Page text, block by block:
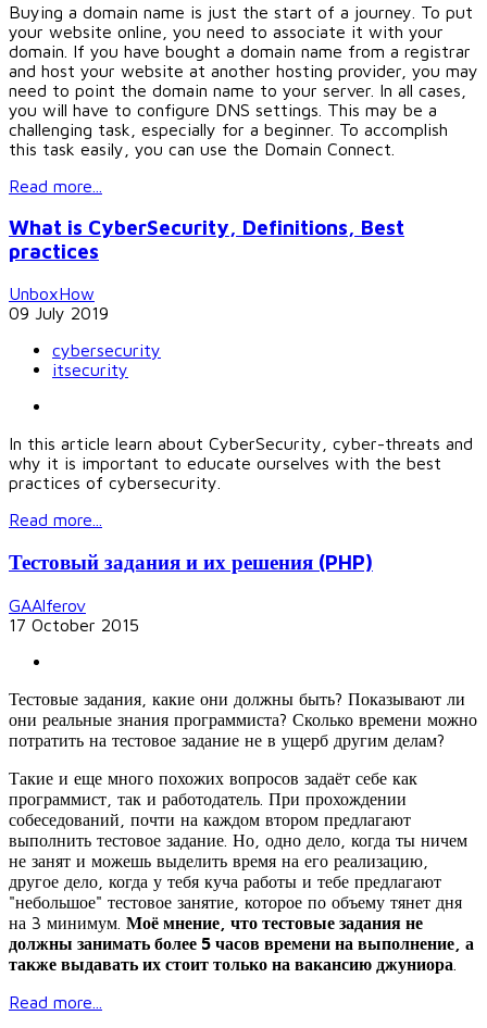
Buying a domain name is just the start of a journey. To put
your website online, you need to associate it with your
domain. If you have bought a domain name from a registrar
and host your website at another hosting provider, you may
need to point the domain name to your server. In all cases,
you will have to configure DNS settings. This may be a
challenging task, especially for a beginner. To accomplish
this task easily, you can use the Domain Connect.
Read more...
What is CyberSecurity, Definitions, Best
practices
UnboxHow
09 July 2019
cybersecurity
itsecurity
In this article learn about CyberSecurity, cyber-threats and
why it is important to educate ourselves with the best
practices of cybersecurity.
Read more...
Тестовый задания и их решения (PHP)
GAAlferov
17 October 2015
Тестовые задания, какие они должны быть? Показывают ли
они реальные знания программиста? Сколько времени можно
потратить на тестовое задание не в ущерб другим делам?
Такие и еще много похожих вопросов задаёт себе как
программист, так и работодатель. При прохождении
собеседований, почти на каждом втором предлагают
выполнить тестовое задание. Но, одно дело, когда ты ничем
не занят и можешь выделить время на его реализацию,
другое дело, когда у тебя куча работы и тебе предлагают
"небольшое" тестовое занятие, которое по объему тянет дня
на 3 минимум. Моё мнение, что тестовые задания не
должны занимать более 5 часов времени на выполнение, а
также выдавать их стоит только на вакансию джуниора
Read more...